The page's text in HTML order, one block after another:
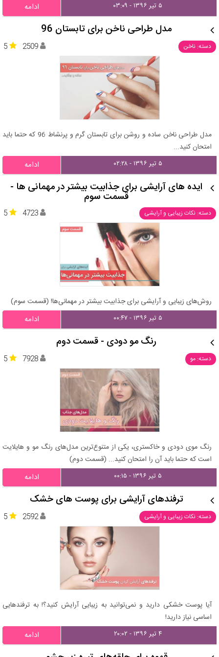
۵ تیر ۱۳۹۶ - ۰۳:۰۹ ادامه
مدل طراحی ناخن برای تابستان 96
دسته: ناخن 5 2509
مدل طراحی ناخن ساده و روشن برای تابستان گرم و پرنشاط 96 که حتما باید
امتحان کنید...
۵ تیر ۱۳۹۶ - ۰۲:۲۸ ادامه
ایده های آرایشی برای جذابیت بیشتر در مهمانی ها -
قسمت سوم
دسته: نکات زیبایی و آرایشی 5 4723
روش‌های زیبایی و آرایشی برای جذابیت بیشتر در مهمانی‌ها! (قسمت سوم)
۵ تیر ۱۳۹۶ - ۰۰:۴۷ ادامه
رنگ مو دودی - قسمت دوم
دسته: مو 5 7928
رنگ موی دودی و خاکستری، یکی از متنوع‌ترین مدل‌های رنگ مو و هایلایت
است که حتما باید آن را امتحان کنید... (قسمت دوم)
۵ تیر ۱۳۹۶ - ۰۰:۱۵ ادامه
ترفندهای آرایشی برای پوست های خشک
دسته: نکات زیبایی و آرایشی 5 2592
آیا پوست خشکی دارید و نمی‌توانید به زیبایی آرایش کنید؟! به ترفندهایی
اساسی نیاز دارید!
۴ تیر ۱۳۹۶ - ۲۰:۰۲ ادامه